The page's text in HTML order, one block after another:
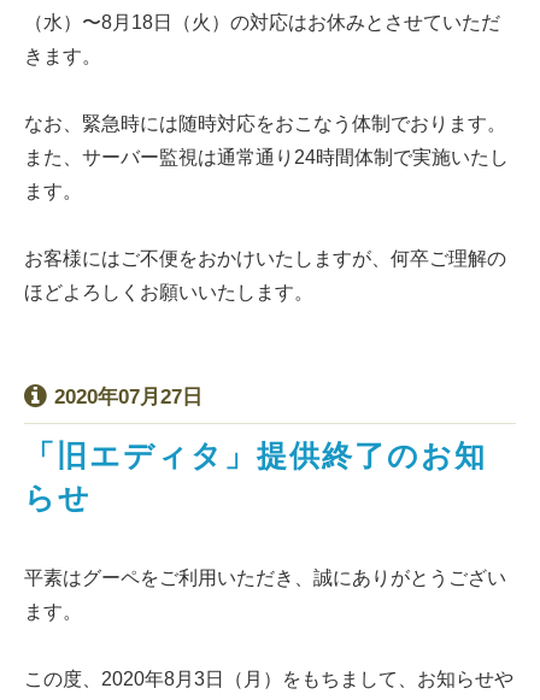
（水）〜8月18日（火）の対応はお休みとさせていただ
きます。
なお、緊急時には随時対応をおこなう体制でおります。
また、サーバー監視は通常通り24時間体制で実施いたし
ます。
お客様にはご不便をおかけいたしますが、何卒ご理解の
ほどよろしくお願いいたします。
2020年07月27日
「旧エディタ」提供終了のお知
らせ
平素はグーペをご利用いただき、誠にありがとうござい
ます。
この度、2020年8月3日（月）をもちまして、お知らせや